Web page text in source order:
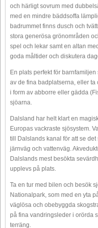
och härligt sovrum med
med en mindre bäddsoffa
badrummet finns dusch och
stora generösa grönområden
spel och lekar samt en altan
goda måltider och diskutera
En plats perfekt för
av de fina badplatserna, eller
i form av abborre eller gädda
sjöarna.
Dalsland har helt klart en
Europas vackraste sjösystem.
till Dalslands kanal för att se
järnväg och vattenväg.
Dalslands mest besökta
upplevs på plats.
Ta en tur med bilen och besök
Nationalpark, som med en yta
väglösa och obebyggda
på fina vandringsleder i orörda
terräng.